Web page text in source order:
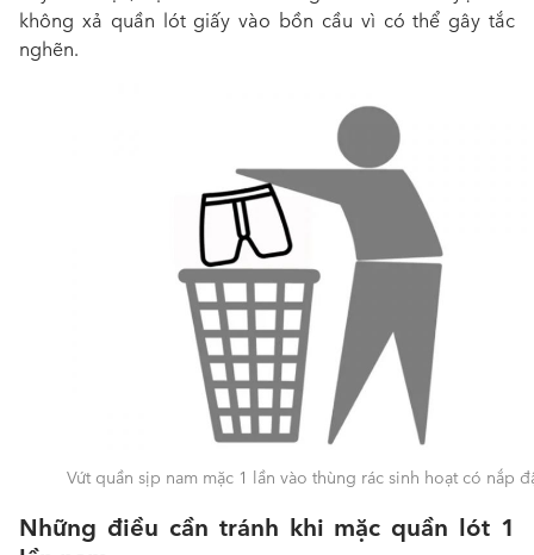
không xả quần lót giấy vào bồn cầu vì có thể gây tắc
nghẽn.
Vứt quần sịp nam mặc 1 lần vào thùng rác sinh hoạt có nắp
Những điều cần tránh khi mặc quần lót 1